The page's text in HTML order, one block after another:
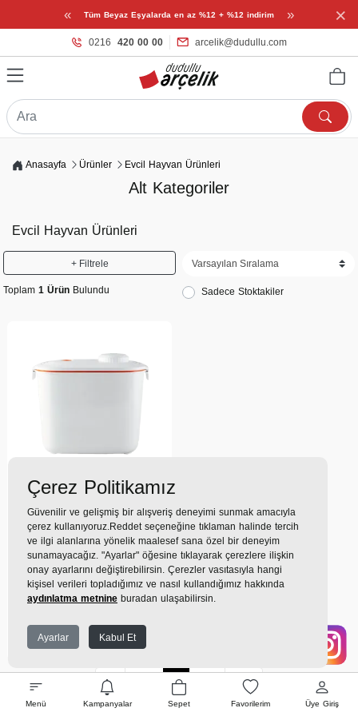
« Tüm Beyaz Eşyalarda en az %12 + %12 indirim » ×
0216 420 00 00 arcelik@dudullu.com
Menü Kampanyalar Sepet Favorilerim Üye Giriş
Anasayfa Ürünler Evcil Hayvan Ürünleri
Alt Kategoriler
Evcil Hayvan Ürünleri
+ Filtrele
Toplam 1 Ürün Bulundu Sadece Stoktakiler
(0)
Petkit,Petkit Vakumlu
Mama Saklama Kabı Evcil
Hayvan Ürünleri
3.499TL
389 TLx 9 Taksit = 3.499 TL
Ekstra İndirim %12 = 3.079
İlk 1 Son
Çerez Politikamız
Güvenilir ve gelişmiş bir alışveriş deneyimi sunmak amacıyla
çerez kullanıyoruz.Reddet seçeneğine tıklaman halinde tercih
ve ilgi alanlarına yönelik maalesef sana özel bir deneyim
sunamayacağız. "Ayarlar" öğesine tıklayarak çerezlere ilişkin
onay ayarlarını değiştirebilirsin. Çerezler vasıtasıyla hangi
kişisel verileri topladığımız ve nasıl kullandığımız hakkında
aydınlatma metnine buradan ulaşabilirsin.
Ayarlar Kabul Et